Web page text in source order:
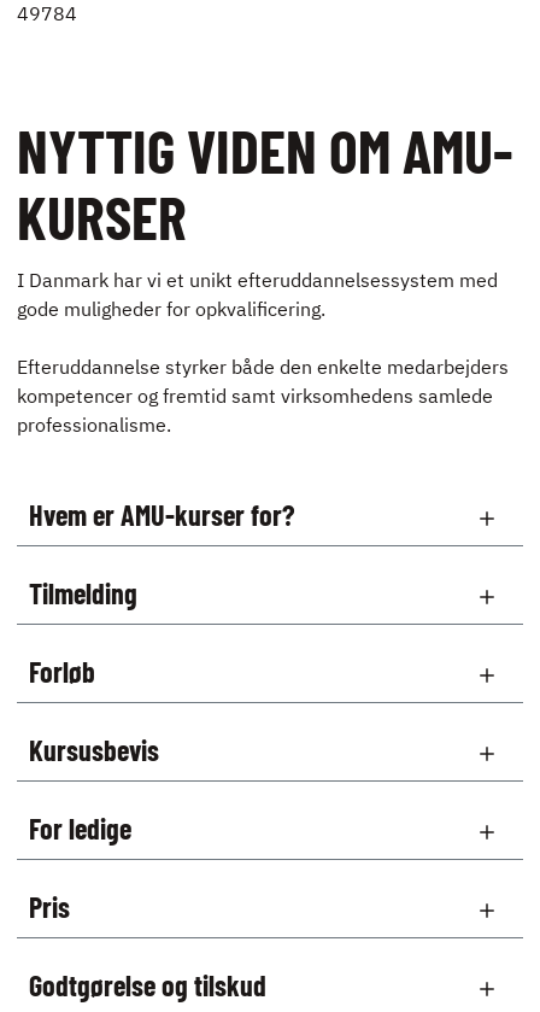
49784
NYTTIG VIDEN OM AMU-
KURSER
I Danmark har vi et unikt efteruddannelsessystem med
gode muligheder for opkvalificering.
Efteruddannelse styrker både den enkelte medarbejders
kompetencer og fremtid samt virksomhedens samlede
professionalisme.
Hvem er AMU-kurser for?
Tilmelding
Forløb
Kursusbevis
For ledige
Pris
Godtgørelse og tilskud